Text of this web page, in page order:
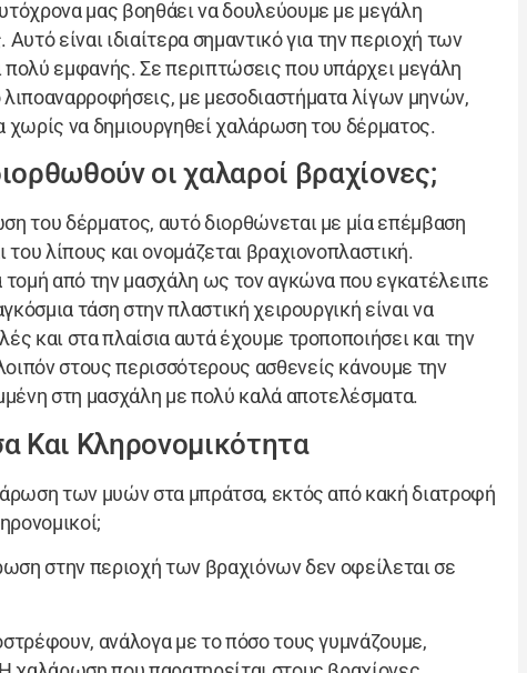
μας βοηθάει να δουλεύουμε με μεγάλη
είναι ιδιαίτερα σημαντικό για την περιοχή των
πολύ εμφανής. Σε περιπτώσεις που υπάρχει μεγάλη
με μεσοδιαστήματα λίγων μηνών,
χωρίς να δημιουργηθεί χαλάρωση του δέρματος.
οι χαλαροί βραχίονες;
του δέρματος, αυτό διορθώνεται με μία επέμβαση
λίπους και ονομάζεται βραχιονοπλαστική.
τομή από την μασχάλη ως τον αγκώνα που εγκατέλειπε
τάση στην πλαστική χειρουργική είναι να
και στα πλαίσια αυτά έχουμε τροποποιήσει και την
στους περισσότερους ασθενείς κάνουμε την
στη μασχάλη με πολύ καλά αποτελέσματα.
Κληρονομικότητα
των μυών στα μπράτσα, εκτός από κακή διατροφή
στην περιοχή των βραχιόνων δεν οφείλεται σε
ανάλογα με το πόσο τους γυμνάζουμε,